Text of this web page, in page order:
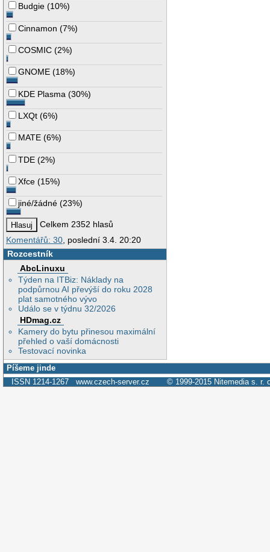
Budgie (10%)
Cinnamon (7%)
COSMIC (2%)
GNOME (18%)
KDE Plasma (30%)
LXQt (6%)
MATE (6%)
TDE (2%)
Xfce (15%)
jiné/žádné (23%)
Celkem 2352 hlasů
Komentářů: 30 , poslední 3.4. 20:20
Rozcestník
AbcLinuxu
Týden na ITBiz: Náklady na
podpůrnou AI převýší do roku 2028
plat samotného vývo
Událo se v týdnu 32/2026
HDmag.cz
Kamery do bytu přinesou maximální
přehled o vaší domácnosti
Testovací novinka
Píšeme jinde
ISSN 1214-1267 www.czech-server.cz © 1999-2015 Nitemedia s. r.